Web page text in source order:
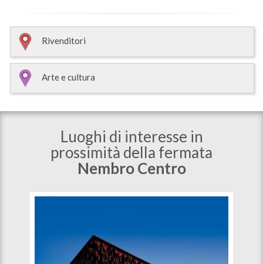
Rivenditori
Arte e cultura
Luoghi di interesse in
prossimità della fermata
Nembro Centro